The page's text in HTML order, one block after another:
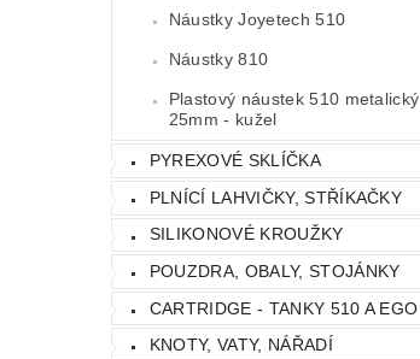
Náustky Joyetech 510
Náustky 810
Plastový náustek 510 metalický
25mm - kužel
PYREXOVÉ SKLÍČKA
PLNÍCÍ LAHVIČKY, STŘÍKAČKY
SILIKONOVÉ KROUŽKY
POUZDRA, OBALY, STOJÁNKY
CARTRIDGE - TANKY 510 A EGO
KNOTY, VATY, NÁŘADÍ